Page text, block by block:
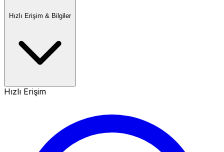
Hızlı Erişim & Bilgiler
Hızlı Erişim